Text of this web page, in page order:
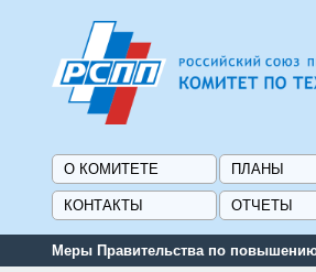
О КОМИТЕТЕ ПЛАНЫ
КОНТАКТЫ ОТЧЕТЫ
Меры Правительства по